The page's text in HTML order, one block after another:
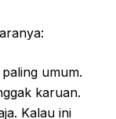
umum.
karuan.
Kalau ini